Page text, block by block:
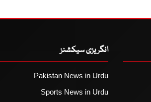
انگریزی سیکشنز
Pakistan News in Urdu
Sports News in Urdu